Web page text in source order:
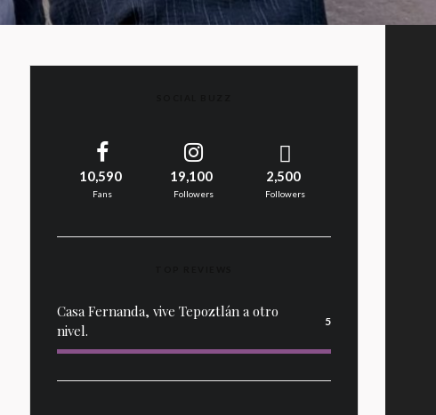
10,590
Fans
19,100
Followers
2,500
Followers
Casa Fernanda, vive Tepoztlán a otro
nivel.
5